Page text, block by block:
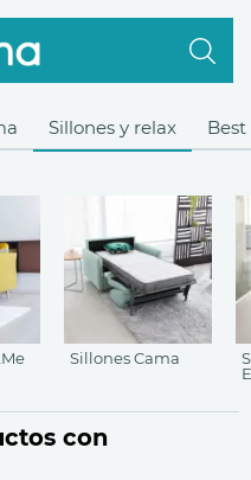
Sillones y relax
Sillones Cama
Best
con